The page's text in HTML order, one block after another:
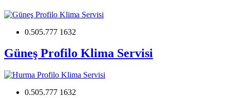
0.505.777 1632
Güneş Profilo Klima Servisi
0.505.777 1632